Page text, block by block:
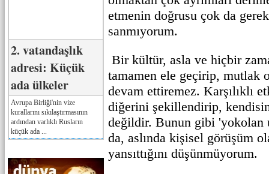
2. vatandaşlık
adresi: Küçük
ada ülkeler
Avrupa Birliği'nin vize
kurallarını sıkılaştırmasının
ardından varlıklı Rusların
küçük ada ...
etmenin doğrusu çok da
sanmıyorum.
Bir kültür, asla ve hiçbir
tamamen ele geçirip, mutlak
devam ettiremez. Karşılıklı
diğerini şekillendirip,
değildir. Bunun gibi 'yokolan
da, aslında kişisel görüşüm
yansıttığını düşünmüyorum.